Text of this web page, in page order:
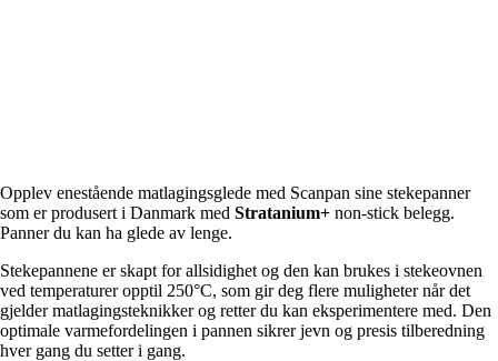
Opplev enestående matlagingsglede med Scanpan sine stekepanner
som er produsert i Danmark med Stratanium+ non-stick belegg.
Panner du kan ha glede av lenge.
Stekepannene er skapt for allsidighet og den kan brukes i stekeovnen
ved temperaturer opptil 250°C, som gir deg flere muligheter når det
gjelder matlagingsteknikker og retter du kan eksperimentere med. Den
optimale varmefordelingen i pannen sikrer jevn og presis tilberedning
hver gang du setter i gang.